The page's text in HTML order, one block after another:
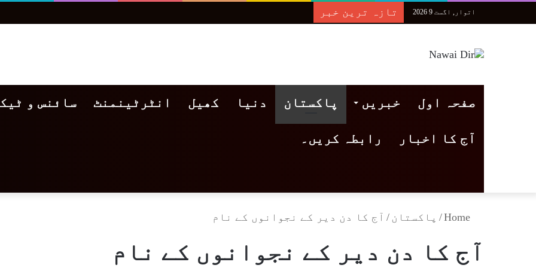
اتوار, اگست 9 2026 تازہ ترین خبر
صفحہ اول خبریں پاکستان دنیا کھیل انٹرٹینمنٹ سائنس و
آج کا اخبار رابطہ کریں۔
/ پاکستان / آج کا دن دیر کے نجوانوں کے نام
آج کا دن دیر کے نجوانوں کے نام